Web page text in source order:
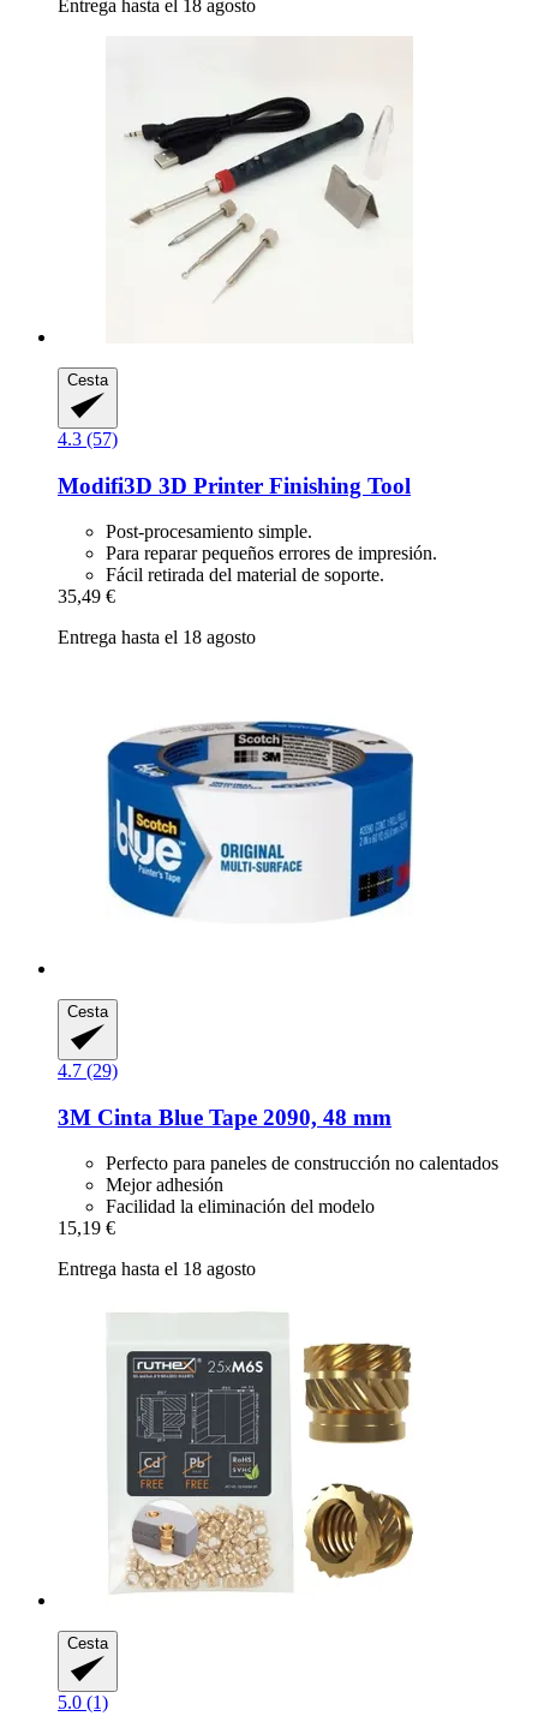
Entrega hasta el 18 agosto
Cesta
4.3 (57)
Modifi3D 3D Printer Finishing Tool
Post-procesamiento simple.
Para reparar pequeños errores de impresión.
Fácil retirada del material de soporte.
35,49 €
Entrega hasta el 18 agosto
Cesta
4.7 (29)
3M Cinta Blue Tape 2090, 48 mm
Perfecto para paneles de construcción no calentados
Mejor adhesión
Facilidad la eliminación del modelo
15,19 €
Entrega hasta el 18 agosto
Cesta
5.0 (1)